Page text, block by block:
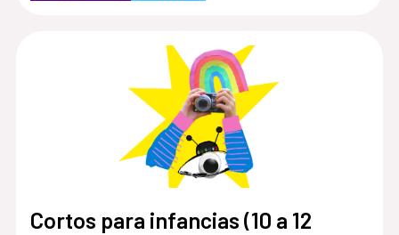
Cortos para infancias (10 a 12